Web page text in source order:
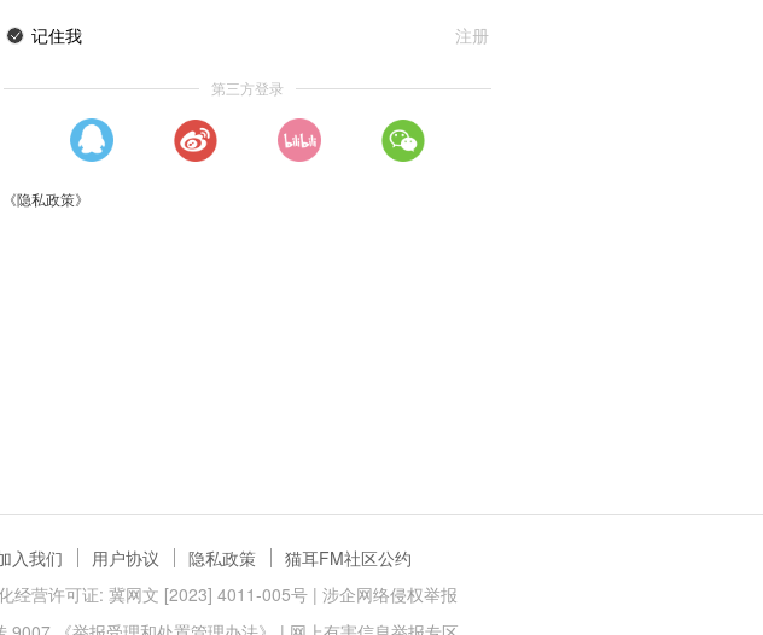
记住我 注册
第三方登录
《隐私政策》
入我们 用户协议 隐私政策
猫耳FM社区公约
经营许可证: 冀网文 [2023] 4011-005号 | 涉企网络侵权举报